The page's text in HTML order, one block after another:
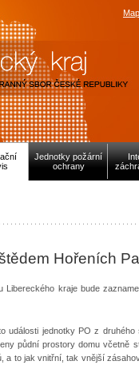
Jednotky požární
ochrany
Hořeních
kraje bude
události jednotky PO z
půdní prostory domu včetně
a to jak vnitřní, tak vnější